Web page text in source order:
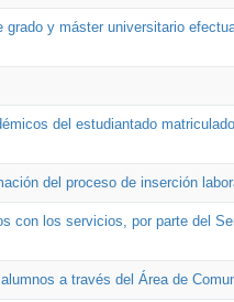
y máster universitario
del estudiantado
del proceso de inserción
con los servicios, por parte del
a través del Área de